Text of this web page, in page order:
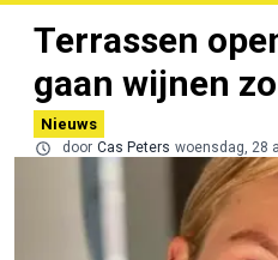
Terrassen
gaan wijnen
Nieuws
door Cas Peters woensdag, 28